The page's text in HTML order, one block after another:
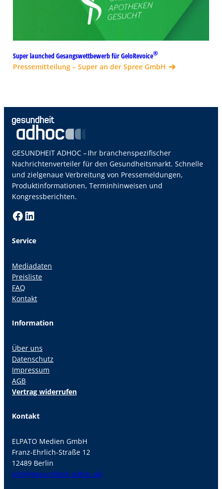
Super launched Gesangswettbewerb für GeloRevoice®
Pressemitteilung – Super an der Spree GmbH
GESUNDHEIT ADHOC – Ihr branchenspezifischer
Nachrichtenverteiler für den Gesundheitsmarkt. Schnelle
und zielgenaue Verbreitung von Pressemeldungen,
Produktinformationen, Terminhinweisen und
Kongressberichten.
Facebook LinkedIn
Service
Mediadaten
Preisliste
FAQ
Kontakt
Information
Über uns
Datenschutz
Impressum
AGB
Vertrag widerrufen
Kontakt
ELPATO Medien GmbH
Franz-Ehrlich-Straße 12
12489 Berlin
info@gesundheit-adhoc.de